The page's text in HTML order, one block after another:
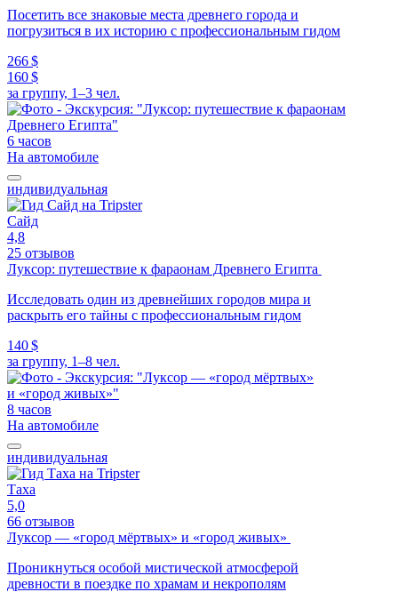
Посетить все знаковые места древнего города и
погрузиться в их историю с профессиональным гидом
266 $
160 $
за группу, 1–3 чел.
6 часов
На автомобиле
индивидуальная
Сайд
4,8
25 отзывов
Луксор: путешествие к фараонам Древнего Египта
Исследовать один из древнейших городов мира и
раскрыть его тайны с профессиональным гидом
140 $
за группу, 1–8 чел.
8 часов
На автомобиле
индивидуальная
Таха
5,0
66 отзывов
Луксор — «город мёртвых» и «город живых»
Проникнуться особой мистической атмосферой
древности в поездке по храмам и некрополям